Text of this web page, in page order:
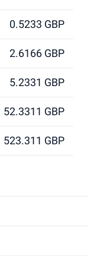
0.5233 GBP
2.6166 GBP
5.2331 GBP
52.3311 GBP
523.311 GBP